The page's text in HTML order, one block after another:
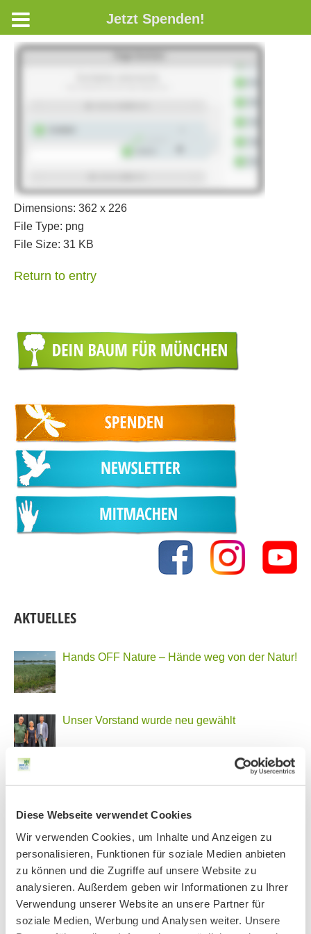
Diese Webseite verwendet Cookies
Wir verwenden Cookies, um Inhalte und Anzeigen zu
personalisieren, Funktionen für soziale Medien anbieten
zu können und die Zugriffe auf unsere Website zu
analysieren. Außerdem geben wir Informationen zu Ihrer
Verwendung unserer Website an unsere Partner für
soziale Medien, Werbung und Analysen weiter. Unsere
Dimensions: 362 x 226
File Type: png
File Size: 31 KB
Return to entry
AKTUELLES
Hands OFF Nature – Hände weg von der Natur!
Unser Vorstand wurde neu gewählt
PHONSTUDIO Sendung Juli 2026
Neue Bio Genusstour
Ankündigung Jahres-Mitgliederversammlung
2026
Jetzt Spenden!